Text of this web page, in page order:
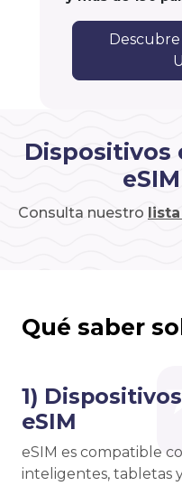
Descubre
Dispositivos
Consulta nuestro
Qué saber
1)
eSIM
eSIM es compatible
inteligentes, tabletas